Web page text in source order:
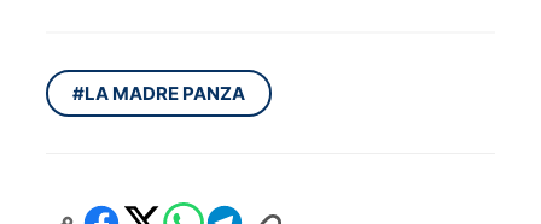
#LA MADRE PANZA